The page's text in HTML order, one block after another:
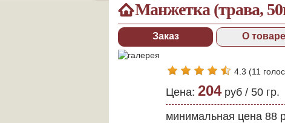
Манжетка (трава,
Заказ О товаре
4.3 (11
Цена: 204руб / 50 гр.
минимальная цена 88